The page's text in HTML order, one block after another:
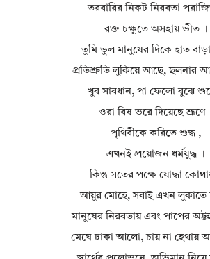
তরবারির নিকট নিরবতা
রক্ত চক্ষুতে অসহায় ভীত ।
তুমি ভুল মানুষের দিকে হাত
প্রতিশ্রুতি লুকিয়ে আছে, ছলনার
খুব সাবধান, পা ফেলো বুঝে
ওরা বিষ ভরে দিয়েছে ভ্রূণে
পৃথিবীকে করিতে শুদ্ধ ,
এখনই প্রয়োজন ধর্মযুদ্ধ ।
কিন্তু সতের পক্ষে যোদ্ধা
আয়ুর মোহে, সবাই এখন লুকাতে
মানুষের নিরবতায় এবং পাপের
মেঘে ঢাকা আলো, চায় না হেথায়